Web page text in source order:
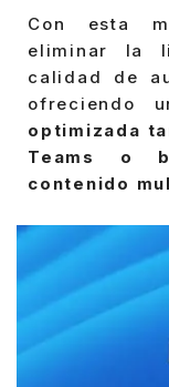
Con esta
eliminar la
calidad de
ofreciendo
optimizada
Teams o
contenido